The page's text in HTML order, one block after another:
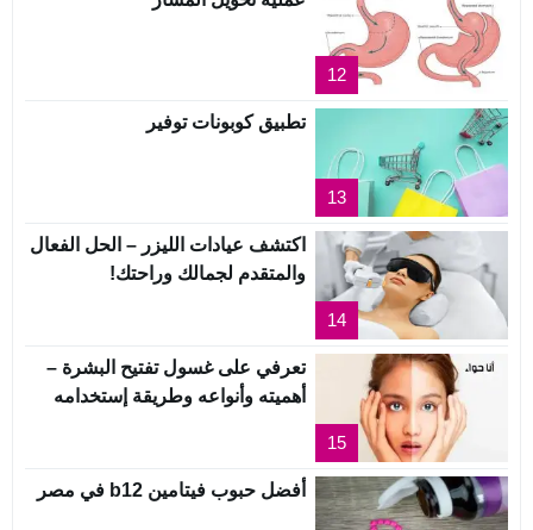
12
13
تطبيق كوبونات توفير
14
اكتشف عيادات الليزر – الحل الفعال
والمتقدم لجمالك وراحتك!
15
تعرفي على غسول تفتيح البشرة –
أهميته وأنواعه وطريقة إستخدامه
أفضل حبوب فيتامين b12 في مصر